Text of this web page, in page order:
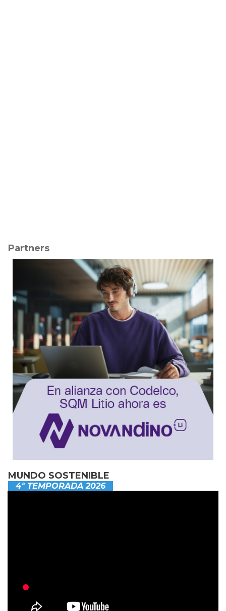
Partners
MUNDO SOSTENIBLE
4ª TEMPORADA 2026